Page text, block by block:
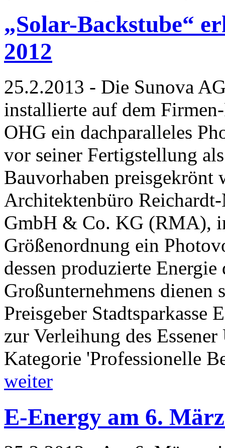
„Solar-Backstube“
2012
25.2.2013 - Die Sunova
installierte auf dem
OHG ein dachparalleles
vor seiner Fertigstellung
Bauvorhaben preisgekrönt
Architektenbüro
GmbH & Co. KG (RMA),
Größenordnung ein
dessen produzierte
Großunternehmens dienen
Preisgeber Stadtsparkasse
zur Verleihung des
Kategorie 'Professionelle
weiter
E-Energy am 6.